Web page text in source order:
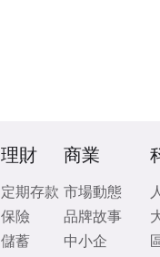
理財
定期存款
保險
儲蓄
商業
市場動態
品牌故事
中小企